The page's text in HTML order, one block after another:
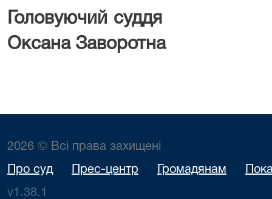
Оксана Заворотна
2026 © Всі права захищені
Про суд Прес-центр Громадянам
v1.38.1